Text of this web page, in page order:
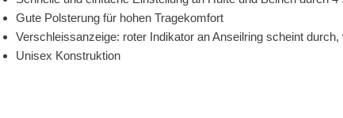
Gute Polsterung für hohen Tragekomfort
Verschleissanzeige: roter Indikator an Anseilring scheint
Unisex Konstruktion